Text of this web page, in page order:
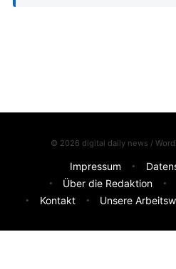
© 2026 digital daily news /
Impressum
Über die Redaktion
Kontakt
Unsere